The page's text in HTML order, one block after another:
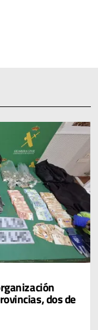
dos de